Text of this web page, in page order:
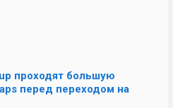
проходят большую
перед переходом на